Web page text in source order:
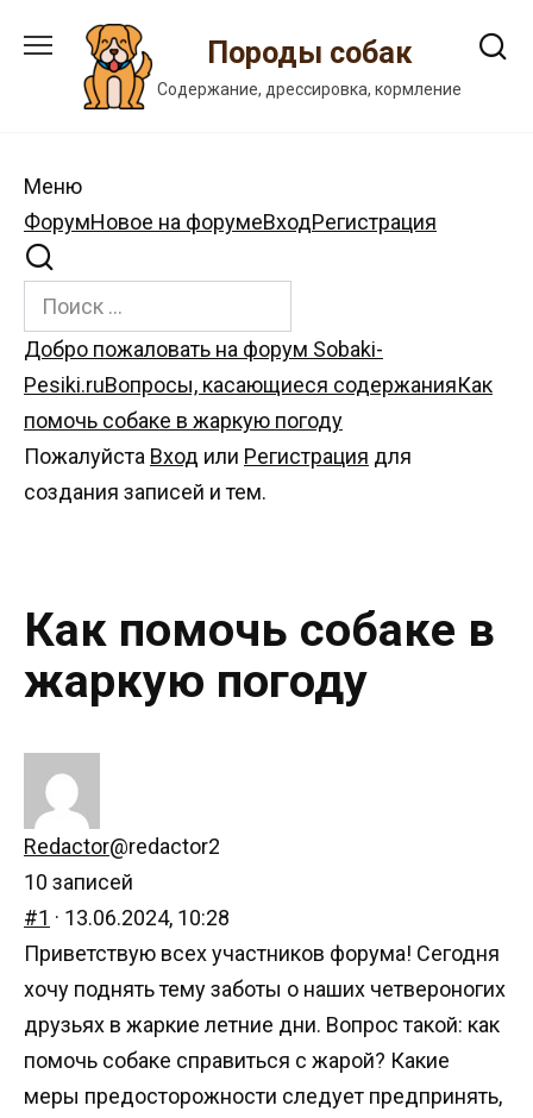
содержанию
Породы собак
Содержание, дрессировка, кормление
Меню
Навигация
Форума
ФорумНовое на форумеВходРегистрация
Форум
breadcrumbs
-
Вы
здесь:
Добро пожаловать на форум Sobaki-
Pesiki.ruВопросы, касающиеся содержанияКак
помочь собаке в жаркую погоду
Пожалуйста Вход или Регистрация для
создания записей и тем.
Как помочь собаке в
жаркую погоду
Redactor@redactor2
10 записей
#1 · 13.06.2024, 10:28
Приветствую всех участников форума! Сегодня
хочу поднять тему заботы о наших четвероногих
друзьях в жаркие летние дни. Вопрос такой: как
помочь собаке справиться с жарой? Какие
меры предосторожности следует предпринять,